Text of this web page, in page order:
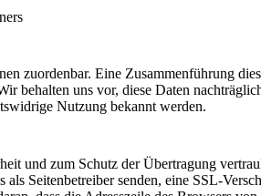
zuordenbar. Eine Zusammenführung
behalten uns vor, diese Daten
Nutzung bekannt werden.
und zum Schutz der Übertragung
Seitenbetreiber senden, eine SSL-